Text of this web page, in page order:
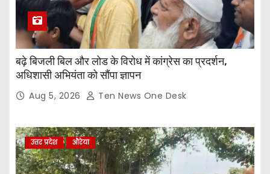
बढ़े बिजली बिल और लोड के विरोध में कांग्रेस का प्रदर्शन,
अधिशासी अभियंता को सौंपा ज्ञापन
Aug 5, 2026 Ten News One Desk
उत्तर प्रदेश औरेया